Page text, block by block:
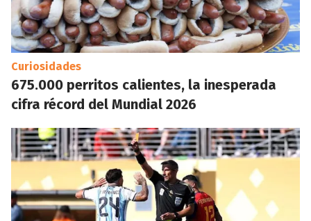
Curiosidades
675.000 perritos calientes, la inesperada
cifra récord del Mundial 2026